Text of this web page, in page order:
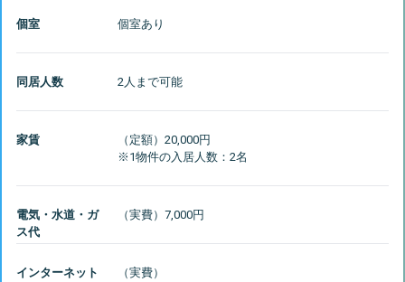
個室 個室あり
同居人数 2人まで可能
家賃
（定額）20,000円
電気・水道・ガ
ス代
インターネット